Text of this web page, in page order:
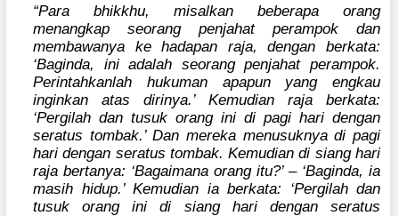
“Para bhikkhu, misalkan beberapa orang
menangkap seorang penjahat perampok dan
membawanya ke hadapan raja, dengan berkata:
‘Baginda, ini adalah seorang penjahat perampok.
Perintahkanlah hukuman apapun yang engkau
inginkan atas dirinya.’ Kemudian raja berkata:
‘Pergilah dan tusuk orang ini di pagi hari dengan
seratus tombak.’ Dan mereka menusuknya di pagi
hari dengan seratus tombak. Kemudian di siang hari
raja bertanya: ‘Bagaimana orang itu?’ – ‘Baginda, ia
masih hidup.’ Kemudian ia berkata: ‘Pergilah dan
tusuk orang ini di siang hari dengan seratus